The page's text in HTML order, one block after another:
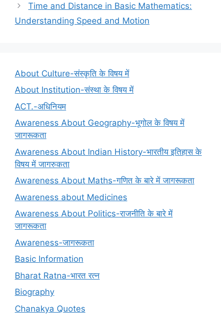
Time and Distance in Basic Mathematics:
Understanding Speed and Motion
About Culture-संस्कृति के विषय में
About Institution-संस्था के विषय में
ACT.-अधिनियम
Awareness About Geography-भूगोल के विषय में
जागरूकता
Awareness About Indian History-भारतीय इतिहास के
विषय में जागरुकता
Awareness About Maths-गणित के बारे में जागरूकता
Awareness about Medicines
Awareness About Politics-राजनीति के बारे में
जागरूकता
Awareness-जागरूकता
Basic Information
Bharat Ratna-भारत रत्न
Biography
Chanakya Quotes